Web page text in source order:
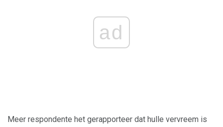
ad
Meer respondente het gerapporteer dat hulle vervreem is